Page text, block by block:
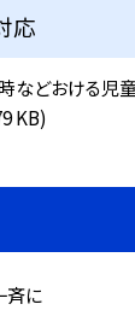
応
どおける児
KB)
に